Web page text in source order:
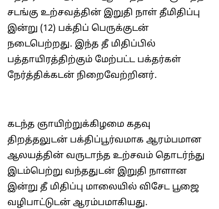
சடங்கு உற்சவத்தின் இறுதி நாள் தீமிதிப்பு
இன்று (12) பக்திப் பெருக்குடன்
நடைபெற்றது. இந்த தீ மிதிப்பில்
பத்தாயிரத்திற்கும் மேற்பட்ட பக்தர்கள்
நேர்த்திக்கடன் நிறைவேற்றினர்.
கடந்த ஞாயிற்றுக்கிழமை கதவு
திறத்தலுடன் பக்திப்பூர்வமாக ஆரம்பமான
ஆலயத்தின் வருடாந்த உற்சவம் தொடர்ந்து
இடம்பெற்று வந்ததுடன் இறுதி நாளான
இன்று தீ மிதிப்பு மாலையில் விசேட பூஜை
வழிபாட்டுடன் ஆரம்பமாகியது.